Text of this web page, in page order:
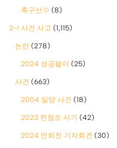
축구선수 (8)
2-1 사건 사고 (1,115)
논란 (278)
2024 성공팔이 (25)
사건 (663)
2004 밀양 사건 (18)
2023 전청조 사기 (42)
2024 민희진 기자회견 (30)